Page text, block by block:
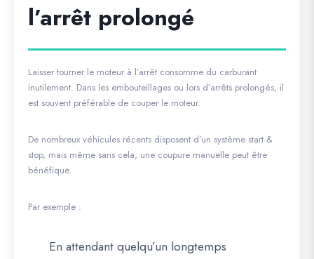
l’arrêt prolongé
Laisser tourner le moteur à l’arrêt consomme du carburant
inutilement. Dans les embouteillages ou lors d’arrêts prolongés, il
est souvent préférable de couper le moteur.
De nombreux véhicules récents disposent d’un système start &
stop, mais même sans cela, une coupure manuelle peut être
bénéfique.
Par exemple :
En attendant quelqu’un longtemps